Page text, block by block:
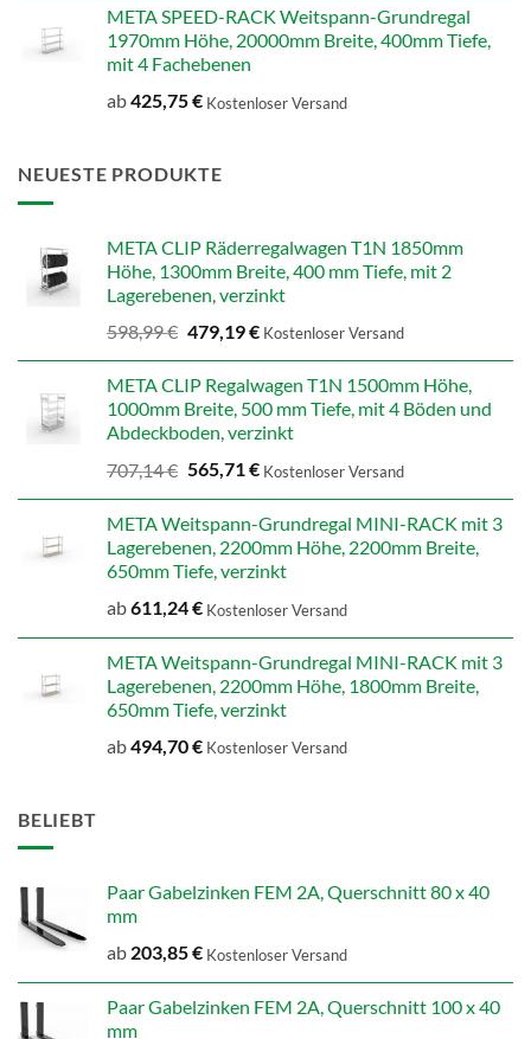
META SPEED-RACK Weitspann-Grundregal
1970mm Höhe, 20000mm Breite, 400mm Tiefe,
mit 4 Fachebenen
ab425,75€ Kostenloser Versand
NEUESTE PRODUKTE
META CLIP Räderregalwagen T1N 1850mm
Höhe, 1300mm Breite, 400 mm Tiefe, mit 2
Lagerebenen, verzinkt
598,99€ Ursprünglicher
Preis
598,99 €
479,19€Aktueller
479,19 €.
Kostenloser Versand
META CLIP Regalwagen T1N 1500mm Höhe,
1000mm Breite, 500 mm Tiefe, mit 4 Böden und
Abdeckboden, verzinkt
707,14€ Ursprünglicher
707,14 €
565,71€Aktueller
565,71 €.
Kostenloser Versand
META Weitspann-Grundregal MINI-RACK mit 3
Lagerebenen, 2200mm Höhe, 2200mm Breite,
650mm Tiefe, verzinkt
ab611,24€ Kostenloser Versand
META Weitspann-Grundregal MINI-RACK mit 3
Lagerebenen, 2200mm Höhe, 1800mm Breite,
650mm Tiefe, verzinkt
ab494,70€ Kostenloser Versand
BELIEBT
Paar Gabelzinken FEM 2A, Querschnitt 80 x 40
mm
ab 203,85€ Kostenloser Versand
Paar Gabelzinken FEM 2A, Querschnitt 100 x 40
mm